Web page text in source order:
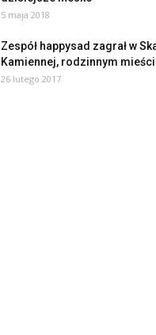
5 maja 2018
Zespół happysad zagrał w
Kamiennej, rodzinnym
26 lutego 2017